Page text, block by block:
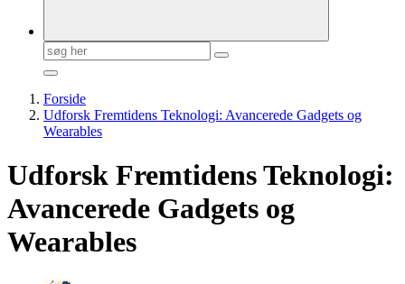
Søg
efter:
Forside
Udforsk Fremtidens Teknologi: Avancerede Gadgets og
Wearables
Udforsk Fremtidens Teknologi:
Avancerede Gadgets og
Wearables